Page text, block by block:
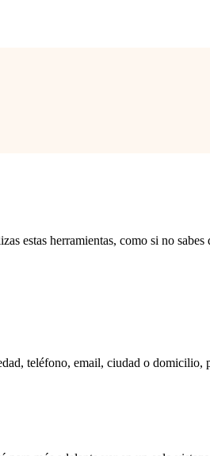
estas herramientas, como si no
teléfono, email, ciudad o domicilio,